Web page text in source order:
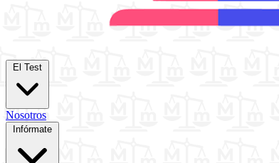
Nosotros